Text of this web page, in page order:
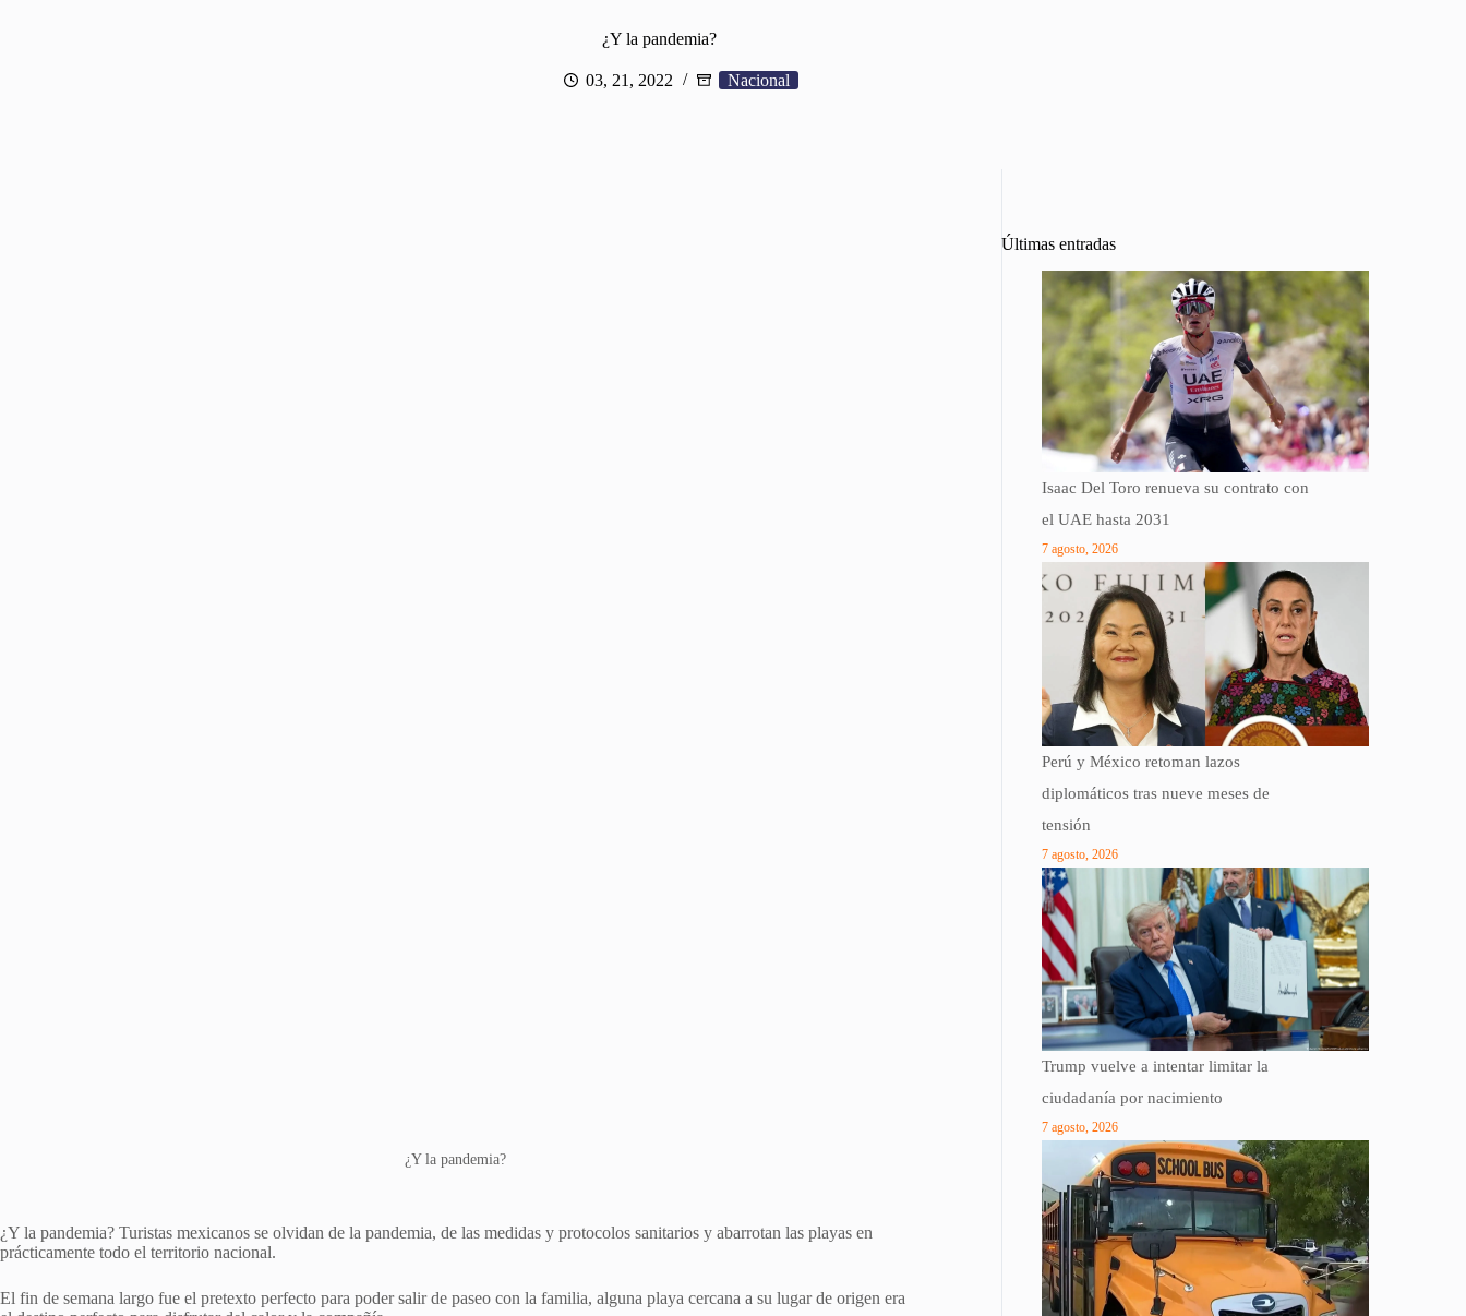
¿Y la pandemia?
03, 21, 2022 Nacional
¿Y la pandemia?
¿Y la pandemia? Turistas mexicanos se olvidan de la pandemia, de las medidas y protocolos sanitarios y abarrotan las playas en
prácticamente todo el territorio nacional.
El fin de semana largo fue el pretexto perfecto para poder salir de paseo con la familia, alguna playa cercana a su lugar de origen era
Últimas entradas
Isaac Del Toro renueva su contrato con
el UAE hasta 2031
7 agosto, 2026
Perú y México retoman lazos
diplomáticos tras nueve meses de
tensión
7 agosto, 2026
Trump vuelve a intentar limitar la
ciudadanía por nacimiento
7 agosto, 2026